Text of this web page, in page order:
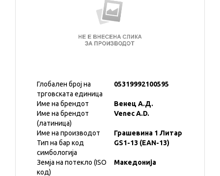
Глобален број на
трговската единица
05319992100595
Име на брендот
Венец А.Д.
Име на брендот
(латиница)
Venec A.D.
Име на производот
Грашевина 1 Литар
Тип на бар код
симбологија
GS1-13 (EAN-13)
Земја на потекло (ISO
код)
Македонија